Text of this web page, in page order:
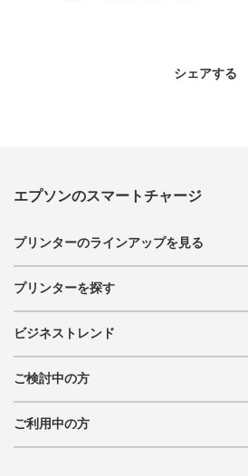
シェアする
エプソンのスマートチャージ
プリンターのラインアップを見る
プリンターを探す
ビジネストレンド
ご検討中の方
ご利用中の方